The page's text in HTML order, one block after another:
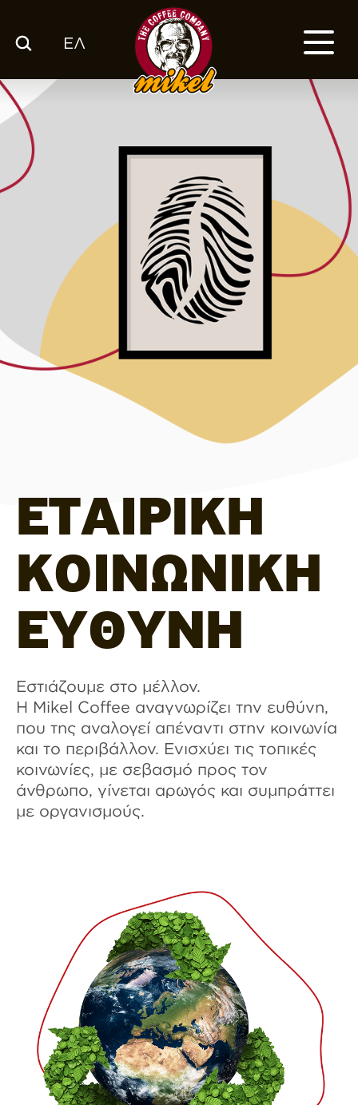
ΕΛ
ΚΑΤΑΛΟΓΟΣ
BLOG
ΕΤΑΙΡΙΚΗ
ΚΟΙΝΩΝΙΚΗ
ΕΥΘΥΝΗ
Εστιάζουμε στο μέλλον.
Η Mikel Coffee αναγνωρίζει την ευθύνη,
που της αναλογεί απέναντι στην κοινωνία
και το περιβάλλον. Ενισχύει τις τοπικές
κοινωνίες, με σεβασμό προς τον
άνθρωπο, γίνεται αρωγός και συμπράττει
με οργανισμούς.